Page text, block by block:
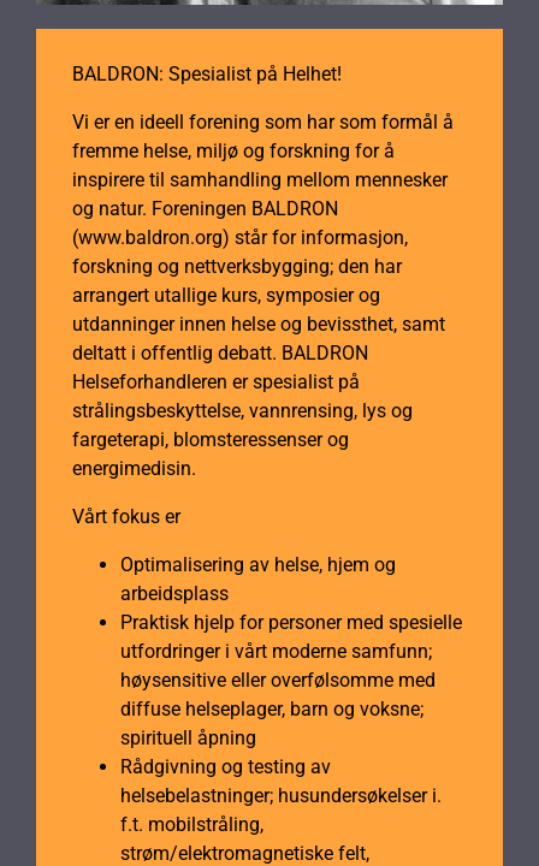
BALDRON: Spesialist på Helhet!
Vi er en ideell forening som har som formål å
fremme helse, miljø og forskning for å
inspirere til samhandling mellom mennesker
og natur. Foreningen BALDRON
(www.baldron.org) står for informasjon,
forskning og nettverksbygging; den har
arrangert utallige kurs, symposier og
utdanninger innen helse og bevissthet, samt
deltatt i offentlig debatt. BALDRON
Helseforhandleren er spesialist på
strålingsbeskyttelse, vannrensing, lys og
fargeterapi, blomsteressenser og
energimedisin.
Vårt fokus er
Optimalisering av helse, hjem og
arbeidsplass
Praktisk hjelp for personer med spesielle
utfordringer i vårt moderne samfunn;
høysensitive eller overfølsomme med
diffuse helseplager, barn og voksne;
spirituell åpning
Rådgivning og testing av
helsebelastninger; husundersøkelser i.
f.t. mobilstråling,
strøm/elektromagnetiske felt,